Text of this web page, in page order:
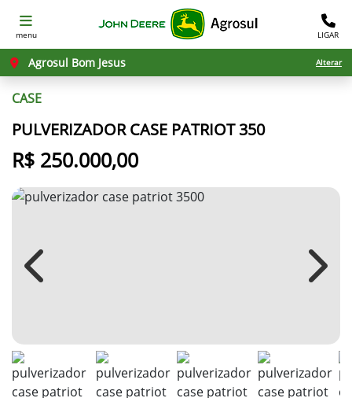
menu LIGAR
Agrosul Bom Jesus Alterar
CASE
PULVERIZADOR CASE PATRIOT 350
R$ 250.000,00
Previous Next